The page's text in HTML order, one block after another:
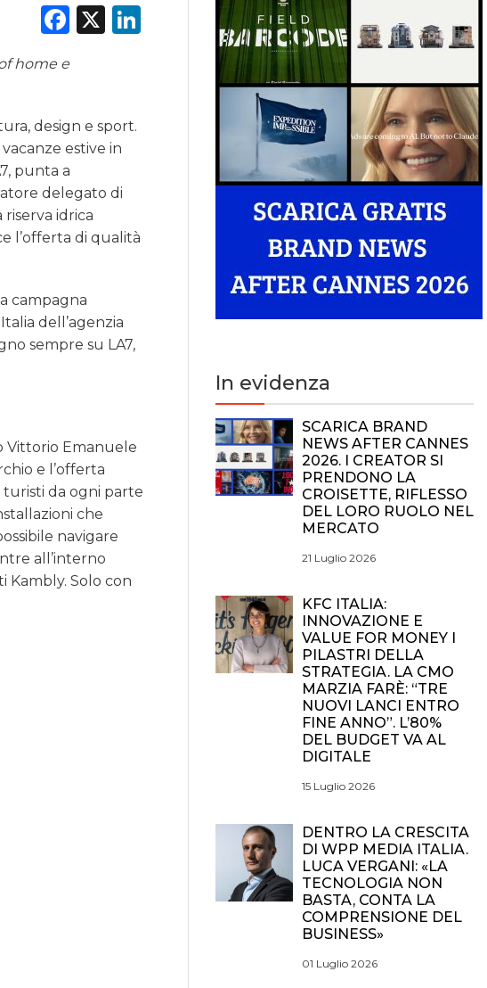
Facebook
X LinkedIn
home e
design e sport.
estive in
punta a
delegato di
idrica
l’offerta di qualità
campagna
dell’agenzia
sempre su LA7,
Vittorio Emanuele
e l’offerta
da ogni parte
che
navigare
all’interno
Kambly. Solo con
In evidenza
SCARICA BRAND
NEWS AFTER CANNES
2026. I CREATOR SI
PRENDONO LA
CROISETTE, RIFLESSO
DEL LORO RUOLO NEL
MERCATO
21 Luglio 2026
KFC ITALIA:
INNOVAZIONE E
VALUE FOR MONEY I
PILASTRI DELLA
STRATEGIA. LA CMO
MARZIA FARÈ: “TRE
NUOVI LANCI ENTRO
FINE ANNO”. L’80%
DEL BUDGET VA AL
DIGITALE
15 Luglio 2026
DENTRO LA CRESCITA
DI WPP MEDIA ITALIA.
LUCA VERGANI: «LA
TECNOLOGIA NON
BASTA, CONTA LA
COMPRENSIONE DEL
BUSINESS»
01 Luglio 2026